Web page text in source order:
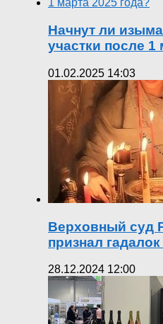
Начнут ли
участки после 1
01.02.2025 14:03
Верховный суд
признал
28.12.2024 12:00